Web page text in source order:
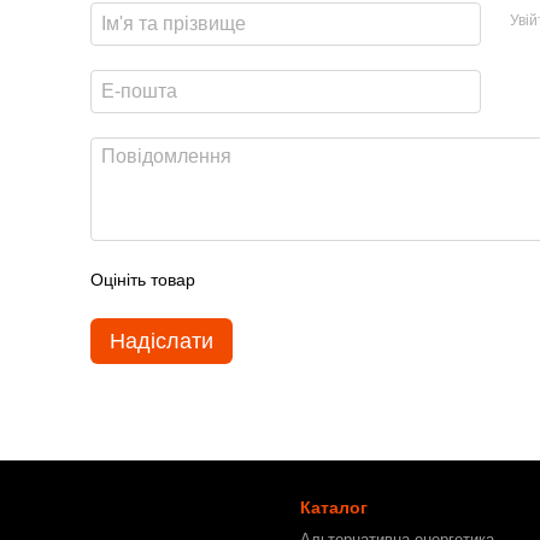
Оцініть товар
Надіслати
Каталог